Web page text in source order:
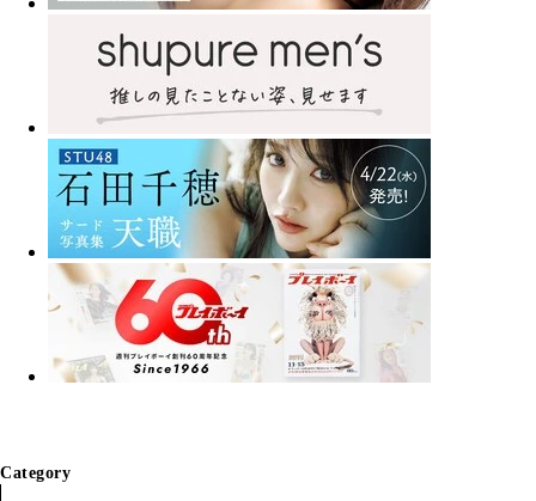
Category